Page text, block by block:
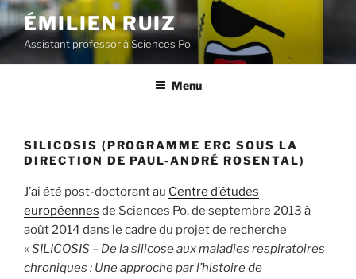
Aller
au
contenu
principal
ÉMILIEN RUIZ
Assistant professor à Sciences Po
Menu
SILICOSIS (PROGRAMME ERC SOUS LA
DIRECTION DE PAUL-ANDRÉ ROSENTAL)
J’ai été post-doctorant au Centre d’études
européennes de Sciences Po. de septembre 2013 à
août 2014 dans le cadre du projet de recherche
« SILICOSIS – De la silicose aux maladies respiratoires
chroniques : Une approche par l’histoire de